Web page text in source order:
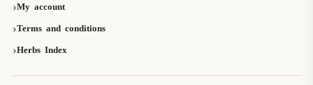
My account
Terms and conditions
Herbs Index